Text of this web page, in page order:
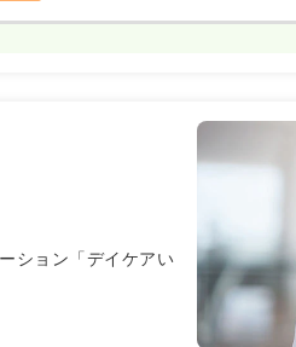
ション「デイケアい